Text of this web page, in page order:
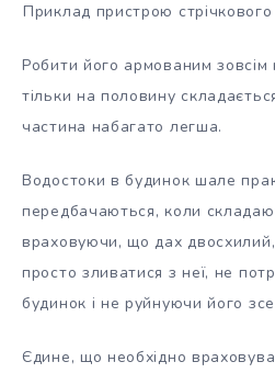
Приклад пристрою
Робити його армованим зовсім
тільки на половину
частина набагато легша.
Водостоки в будинок шале
передбачаються, коли
враховуючи, що дах
просто зливатися з неї, не
будинок і не руйнуючи його
Єдине, що необхідно